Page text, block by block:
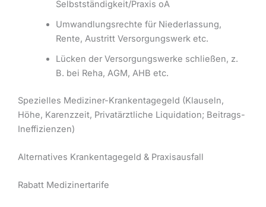
Selbstständigkeit/Praxis oÄ
Umwandlungsrechte für Niederlassung,
Rente, Austritt Versorgungswerk etc.
Lücken der Versorgungswerke schließen, z.
B. bei Reha, AGM, AHB etc.
Spezielles Mediziner-Krankentagegeld (Klauseln,
Höhe, Karenzzeit, Privatärztliche Liquidation; Beitrags-
Ineffizienzen)
Alternatives Krankentagegeld & Praxisausfall
Rabatt Medizinertarife